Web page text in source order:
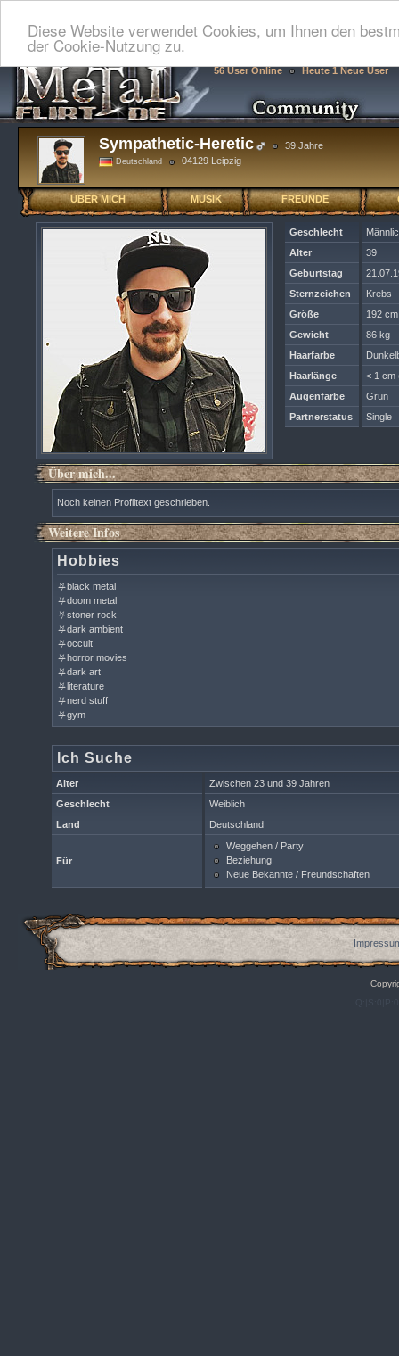
Diese Website verwendet Cookies, um Ihnen den
der Cookie-Nutzung zu.
56 User Online Heute 1 Neue User
Sympathetic-Heretic 39 Jahre
Deutschland 04129 Leipzig
ÜBER MICH MUSIK FREUNDE
Geschlecht
Alter
39
Geburtstag
Sternzeichen
Krebs
Größe
192 cm
Gewicht
86 kg
Haarfarbe
Haarlänge
< 1 cm
Augenfarbe
Grün
Partnerstatus
Single
Über mich...
Noch keinen Profiltext geschrieben.
Weitere Infos
Hobbies
⛧black metal
⛧doom metal
⛧stoner rock
⛧dark ambient
⛧occult
⛧horror movies
⛧dark art
⛧literature
⛧nerd stuff
⛧gym
Ich Suche
Alter
Zwischen 23 und 39 Jahren
Geschlecht
Weiblich
Land
Deutschland
Für
Weggehen / Party
Beziehung
Neue Bekannte / Freundschaften